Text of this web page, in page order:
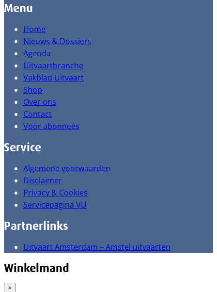
Menu
Home
Nieuws & Dossiers
Agenda
Uitvaartbranche
Vakblad Uitvaart
Shop
Over ons
Contact
Voor abonnees
Service
Algemene voorwaarden
Disclaimer
Privacy & Cookies
Servicepagina VU
Partnerlinks
Uitvaart Amsterdam – Amstel uitvaarten
Winkelmand
×